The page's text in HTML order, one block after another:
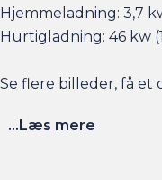
Hjemmeladning: 3,7
Hurtigladning: 46 kw
Se flere billeder, få
Husk at booke en
...Læs mere